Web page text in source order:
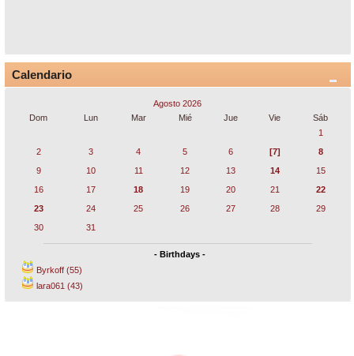
Calendario
Agosto 2026
Dom
Lun Mar Mié Jue Vie
Sáb
1
2
3 4 5 6 [7]
8
9
10 11 12 13 14
15
16
17 18 19 20 21
22
23
24 25 26 27 28
29
30
31
- Birthdays -
Byrkoff (55)
lara061 (43)